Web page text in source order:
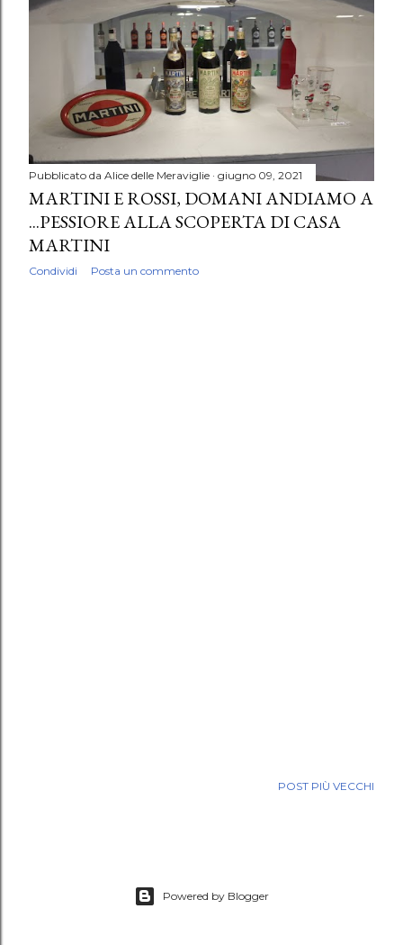
Pubblicato da Alice delle Meraviglie giugno 09, 2021
MARTINI E ROSSI, DOMANI ANDIAMO A
...PESSIORE ALLA SCOPERTA DI CASA
MARTINI
Condividi Posta un commento
POST PIÙ VECCHI
Powered by Blogger